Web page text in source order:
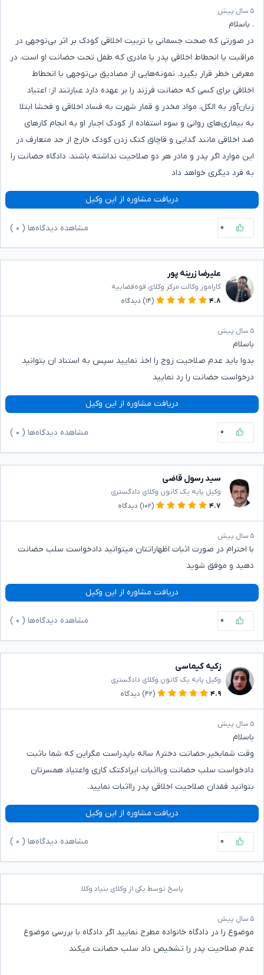
۵ سال پیش
. باسلام
در صورتی‌ که صحت جسمانی‌ یا تربیت اخلاقی‌ کودک بر اثر بی‌توجهی در
مراقبت یا انحطاط اخلاقی‌ پدر یا مادری که طفل تحت حضانت او است، در
معرض خطر قرار بگیرد. نمونه‌هایی از مصادیق بی‌توجهی یا انحطاط
اخلاقی برای کسی که حضانت فرزند را بر عهده دارد عبارتند از: اعتیاد
زیان‌آور به الکل، مواد مخدر و قمار شهرت به فساد اخلاقی‌ و فحشا ابتلا
به بیماری‌های روانی‌ و سوء استفاده از کودک اجبار او به انجام کارهای
ضد اخلاقی مانند گدایی و قاچاق کتک زدن کودک خارج از حد متعارف در
این موارد اگر پدر و مادر هر دو صلاحیت نداشته باشند، دادگاه حضانت را
به فرد دیگری خواهد داد
دریافت مشاوره از این وکیل
۰ مشاهده دیدگاه‌ها ( ۰
علیرضا زرینه پور
کاراموز وکالت مرکز وکلای قوه‌قضاییه
۴.۸
(۱۴) دیدگاه
۵ سال پیش
باسلام
بدوا باید عدم صلاحیت زوج را اخذ نمایید سپس به استناد ان بتوانید
درخواست حضانت را رد نمایید
دریافت مشاوره از این وکیل
۰ مشاهده دیدگاه‌ها ( ۰
سید رسول قاضی
وکیل پایه یک کانون وکلای دادگستری
۴.۷
(۱۰۲) دیدگاه
۵ سال پیش
با احترام در صورت اثبات اظهاراتتان میتوانید دادخواست سلب حضانت
دهید و موفق شوید
دریافت مشاوره از این وکیل
۰ مشاهده دیدگاه‌ها ( ۰
زکیه کیماسی
وکیل پایه یک کانون وکلای دادگستری
۴.۹
(۴۲) دیدگاه
۵ سال پیش
باسلام
وقت شمابخیر،حضانت دختر۸ ساله باپدراست مگراین که شما باثبت
دادخواست سلب حضانت وبااثبات ایرادکتک کاری واعتیاد همسرتان
بتوانید فقدان صلاحیت اخلاقی پدر رااثبات نمایید.
دریافت مشاوره از این وکیل
۰ مشاهده دیدگاه‌ها ( ۰
پاسخ توسط یکی از وکلای بنیاد وکلا
۵ سال پیش
موضوع را در دادگاه خانواده مطرح نمایید اگر دادگاه با بررسی موضوع
عدم صلاحیت پدر را تشخیص داد سلب حضانت میکند